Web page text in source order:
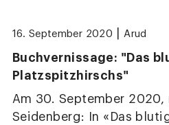
16. September 2020 Arud
Buchvernissage: "Das
Platzspitzhirschs"
Am 30. September 2020,
Seidenberg: In «Das